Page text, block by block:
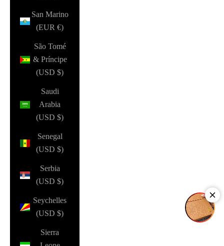
San Marino
(EUR €)
São Tomé
& Príncipe
(USD $)
Saudi
Arabia
(USD $)
Senegal
(USD $)
Serbia
(USD $)
Seychelles
(USD $)
Sierra